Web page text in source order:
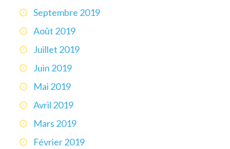
Septembre 2019
Août 2019
Juillet 2019
Juin 2019
Mai 2019
Avril 2019
Mars 2019
Février 2019